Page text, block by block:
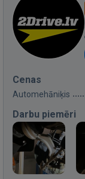
Cenas
Automehāniķis
Darbu piemēri